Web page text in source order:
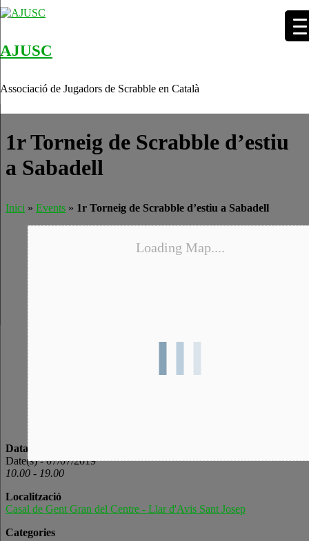
AJUSC
Associació de Jugadors de Scrabble en Català
1r Torneig de Scrabble d’estiu
a Sabadell
Inici » Events » 1r Torneig de Scrabble d’estiu a Sabadell
Loading Map....
Data/Hora
Date(s) - 07/07/2019
10.00 - 19.00
Localització
Casal de Gent Gran del Centre - Llar d'Avis Sant Josep
Categories